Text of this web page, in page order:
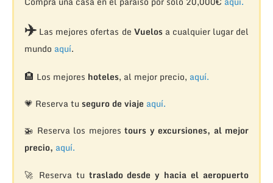
✈️Las mejores ofertas de Vuelosa cualquier lugar del
mundo aquí.
🏨 Los mejores hoteles, al mejor precio, aquí.
💗 Reserva tu seguro de viaje aquí.
🚁 Reserva los mejorestours y excursiones, al mejor
precio, aquí.
🚀 Reserva tu traslado desde y hacia el aeropuerto